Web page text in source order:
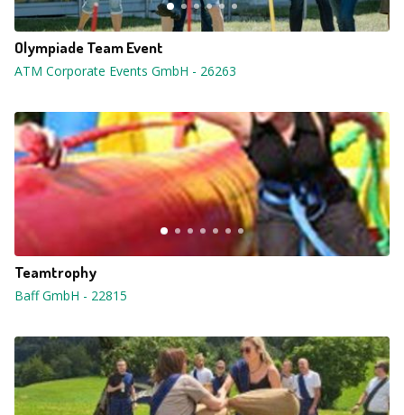
Olympiade Team Event
ATM Corporate Events GmbH - 26263
Teamtrophy
Baff GmbH - 22815